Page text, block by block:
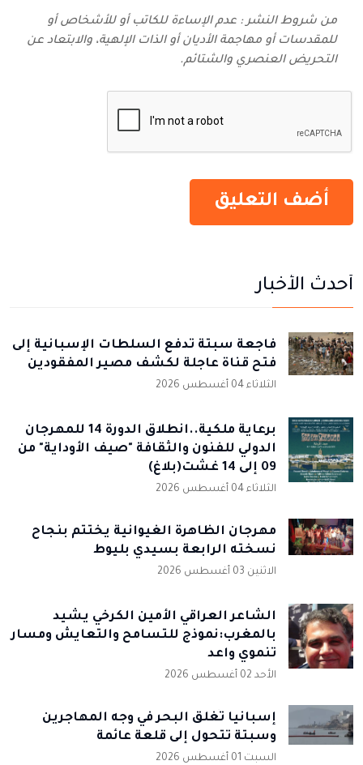
من شروط النشر : عدم الإساءة للكاتب أو للأشخاص أو
للمقدسات أو مهاجمة الأديان أو الذات الإلهية، والابتعاد عن
التحريض العنصري والشتائم‬.
أحدث الأخبار
فاجعة سبتة تدفع السلطات الإسبانية إلى
فتح قناة عاجلة لكشف مصير المفقودين
الثلاثاء 04 أغسطس 2026
برعاية ملكية..انطلاق الدورة 14 للمهرجان
الدولي للفنون والثقافة "صيف الأوداية" من
09 إلى 14 غشت(بلاغ)
الثلاثاء 04 أغسطس 2026
مهرجان الظاهرة الغيوانية يختتم بنجاح
نسخته الرابعة بسيدي بليوط
الاثنين 03 أغسطس 2026
الشاعر العراقي الأمين الكرخي يشيد
بالمغرب:نموذج للتسامح والتعايش ومسار
تنموي واعد
الأحد 02 أغسطس 2026
إسبانيا تُغلق البحر في وجه المهاجرين
وسبتة تتحول إلى قلعة عائمة
السبت 01 أغسطس 2026